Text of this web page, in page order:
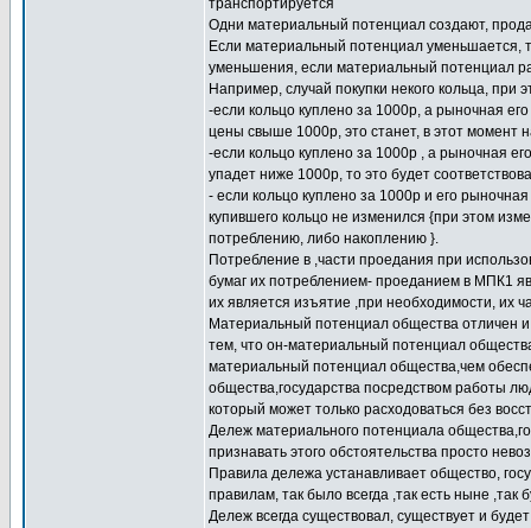
транспортируется
Одни материальный потенциал создают,
Если материальный потенциал уменьшается,
уменьшения, если материальный потенциал
Например, случай покупки некого кольца,
-если кольцо куплено за 1000р, а рыночная
цены свыше 1000р, это станет, в этот момент
-если кольцо куплено за 1000р , а рыночная
упадет ниже 1000р, то это будет
- если кольцо куплено за 1000р и его
купившего кольцо не изменился {при этом
потреблению, либо накоплению }.
Потребление в ,части проедания при
бумаг их потреблением- проеданием в МПК1
их является изъятие ,при необходимости, их
Материальный потенциал общества отличен
тем, что он-материальный потенциал
материальный потенциал общества,чем
общества,государства посредством работы
который может только расходоваться без
Дележ материального потенциала
признавать этого обстоятельства просто
Правила дележа устанавливает общество,
правилам, так было всегда ,так есть ныне ,так
Дележ всегда существовал, существует и